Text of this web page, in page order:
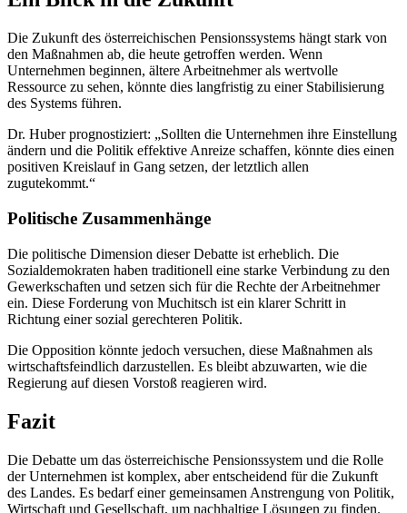
Die Zukunft des österreichischen Pensionssystems hängt stark von
den Maßnahmen ab, die heute getroffen werden. Wenn
Unternehmen beginnen, ältere Arbeitnehmer als wertvolle
Ressource zu sehen, könnte dies langfristig zu einer Stabilisierung
des Systems führen.
Dr. Huber prognostiziert: „Sollten die Unternehmen ihre Einstellung
ändern und die Politik effektive Anreize schaffen, könnte dies einen
positiven Kreislauf in Gang setzen, der letztlich allen
zugutekommt.“
Politische Zusammenhänge
Die politische Dimension dieser Debatte ist erheblich. Die
Sozialdemokraten haben traditionell eine starke Verbindung zu den
Gewerkschaften und setzen sich für die Rechte der Arbeitnehmer
ein. Diese Forderung von Muchitsch ist ein klarer Schritt in
Richtung einer sozial gerechteren Politik.
Die Opposition könnte jedoch versuchen, diese Maßnahmen als
wirtschaftsfeindlich darzustellen. Es bleibt abzuwarten, wie die
Regierung auf diesen Vorstoß reagieren wird.
Fazit
Die Debatte um das österreichische Pensionssystem und die Rolle
der Unternehmen ist komplex, aber entscheidend für die Zukunft
des Landes. Es bedarf einer gemeinsamen Anstrengung von Politik,
Wirtschaft und Gesellschaft, um nachhaltige Lösungen zu finden.